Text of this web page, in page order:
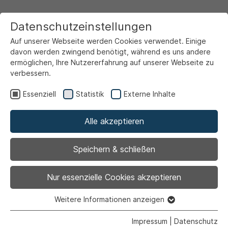
Philipp Cramer leitet
das Zentrale
Gebäudemanagement
Datenschutzeinstellungen
Auf unserer Webseite werden Cookies verwendet. Einige
davon werden zwingend benötigt, während es uns andere
ermöglichen, Ihre Nutzererfahrung auf unserer Webseite zu
verbessern.
Essenziell Statistik Externe Inhalte
Alle akzeptieren
Speichern & schließen
Nur essenzielle Cookies akzeptieren
Essenzielle Cookies werden für grundlegende Funktionen
Weitere Informationen anzeigen
Impressum Datenschutz